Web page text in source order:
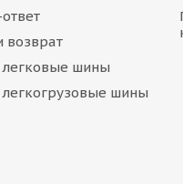
возврат
шины
шины